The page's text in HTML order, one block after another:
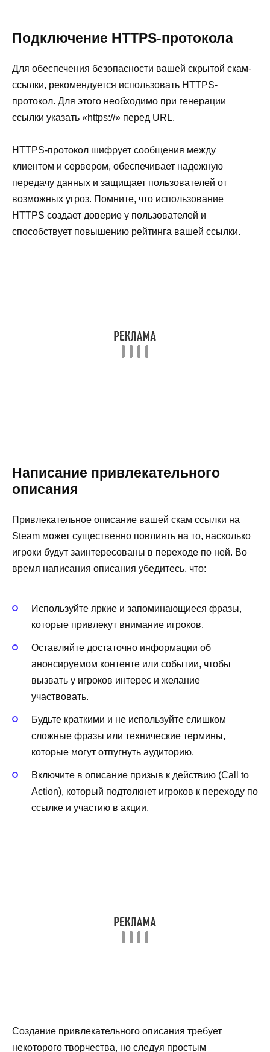
Подключение HTTPS-протокола
Для обеспечения безопасности вашей скрытой скам-
ссылки, рекомендуется использовать HTTPS-
протокол. Для этого необходимо при генерации
ссылки указать «https://» перед URL.
HTTPS-протокол шифрует сообщения между
клиентом и сервером, обеспечивает надежную
передачу данных и защищает пользователей от
возможных угроз. Помните, что использование
HTTPS создает доверие у пользователей и
способствует повышению рейтинга вашей ссылки.
Написание привлекательного
описания
Привлекательное описание вашей скам ссылки на
Steam может существенно повлиять на то, насколько
игроки будут заинтересованы в переходе по ней. Во
время написания описания убедитесь, что:
Используйте яркие и запоминающиеся фразы,
которые привлекут внимание игроков.
Оставляйте достаточно информации об
анонсируемом контенте или событии, чтобы
вызвать у игроков интерес и желание
участвовать.
Будьте краткими и не используйте слишком
сложные фразы или технические термины,
которые могут отпугнуть аудиторию.
Включите в описание призыв к действию (Call to
Action), который подтолкнет игроков к переходу по
ссылке и участию в акции.
Создание привлекательного описания требует
некоторого творчества, но следуя простым